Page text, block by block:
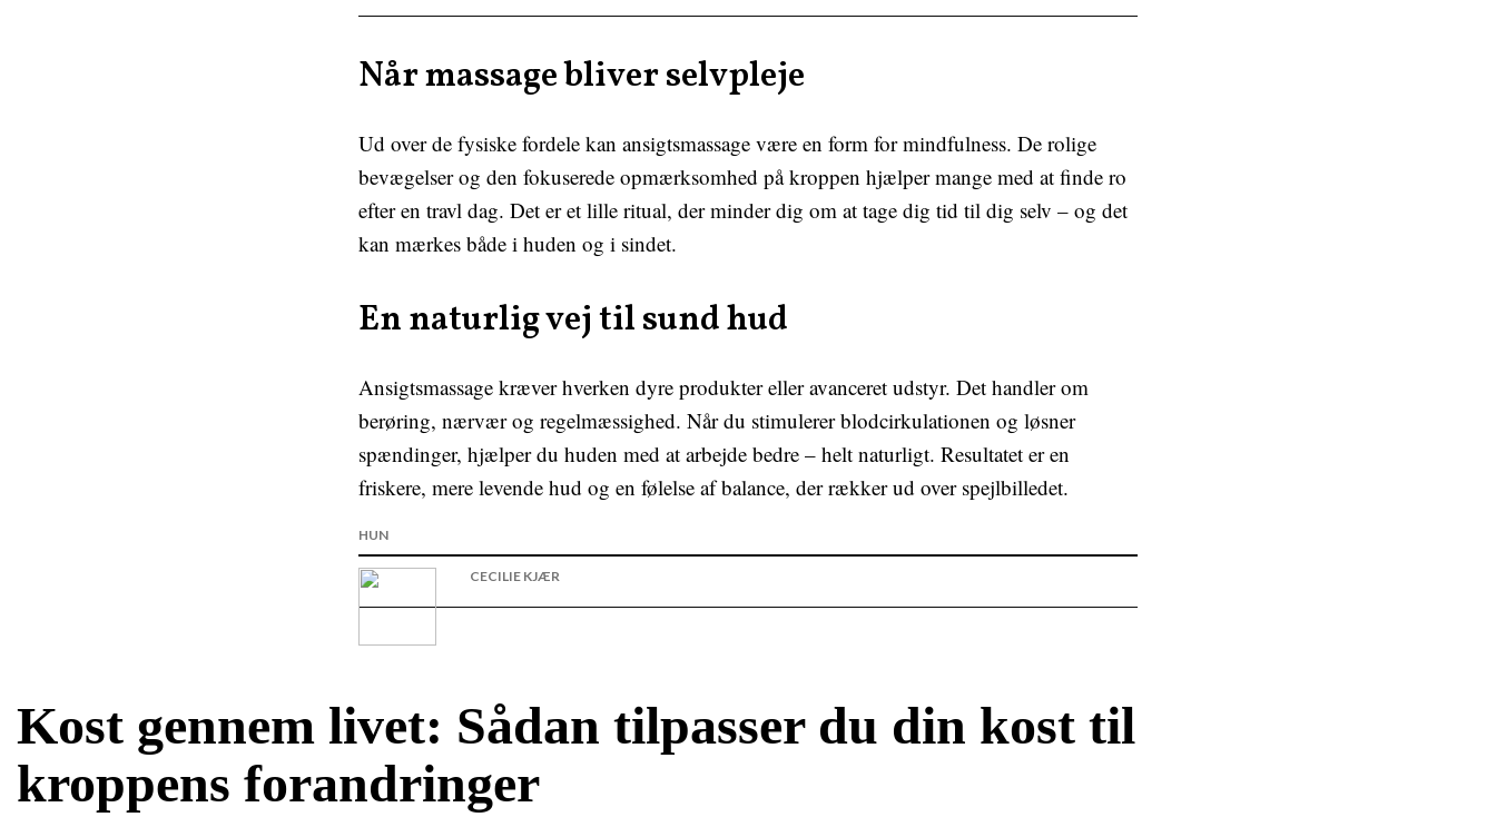
Når massage bliver selvpleje
Ud over de fysiske fordele kan ansigtsmassage være en form for mindfulness. De rolige
bevægelser og den fokuserede opmærksomhed på kroppen hjælper mange med at finde ro
efter en travl dag. Det er et lille ritual, der minder dig om at tage dig tid til dig selv – og det
kan mærkes både i huden og i sindet.
En naturlig vej til sund hud
Ansigtsmassage kræver hverken dyre produkter eller avanceret udstyr. Det handler om
berøring, nærvær og regelmæssighed. Når du stimulerer blodcirkulationen og løsner
spændinger, hjælper du huden med at arbejde bedre – helt naturligt. Resultatet er en
friskere, mere levende hud og en følelse af balance, der rækker ud over spejlbilledet.
HUN
CECILIE KJÆR
Kost gennem livet: Sådan tilpasser du din kost til
kroppens forandringer